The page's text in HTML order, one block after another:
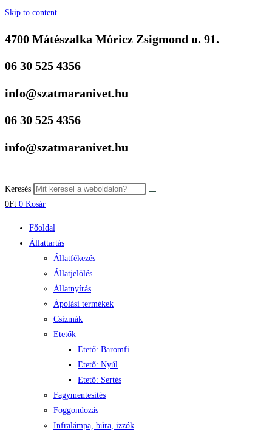
Skip to content
4700 Mátészalka Móricz Zsigmond u. 91.
06 30 525 4356
info@szatmaranivet.hu
06 30 525 4356
info@szatmaranivet.hu
Keresés
0Ft 0 Kosár
Főoldal
Állattartás
Állatfékezés
Állatjelölés
Állatnyírás
Ápolási termékek
Csizmák
Etetők
Etető: Baromfi
Etető: Nyúl
Etető: Sertés
Fagymentesítés
Foggondozás
Infralámpa, búra, izzók